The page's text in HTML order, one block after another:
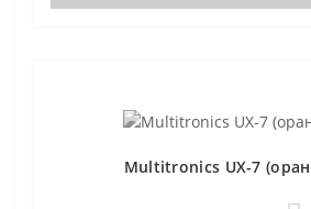
Multitronics UX-7